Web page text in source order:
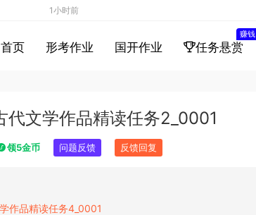
首页 形考作业 国开作业 任务悬赏
赚钱
代文学作品精读任务2_0001
领5金币 问题反馈 反馈回复
作品精读任务4_0001
1小时前
考
1小时前
资格
2小时前
2小时前
5小时前
格